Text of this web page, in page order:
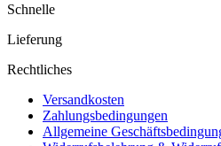
Schnelle
Lieferung
Rechtliches
Versandkosten
Zahlungsbedingungen
Allgemeine